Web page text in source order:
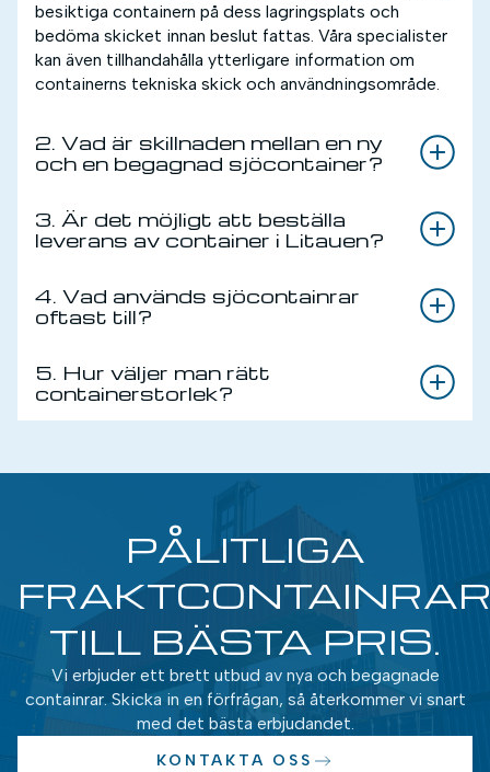
besiktiga containern på dess lagringsplats och
bedöma skicket innan beslut fattas. Våra specialister
kan även tillhandahålla ytterligare information om
containerns tekniska skick och användningsområde.
2. Vad är skillnaden mellan en ny
och en begagnad sjöcontainer?
3. Är det möjligt att beställa
leverans av container i Litauen?
4. Vad används sjöcontainrar
oftast till?
5. Hur väljer man rätt
containerstorlek?
PÅLITLIGA
TILL BÄSTA PRIS.
Vi erbjuder ett brett utbud av nya och begagnade
containrar. Skicka in en förfrågan, så återkommer vi snart
med det bästa erbjudandet.
KONTAKTA OSS